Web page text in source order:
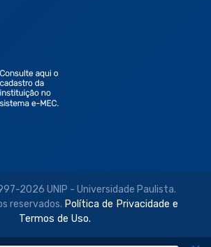
2026 UNIP - Universidade Paulista.
reservados. Política de Privacidade e
Termos de Uso.